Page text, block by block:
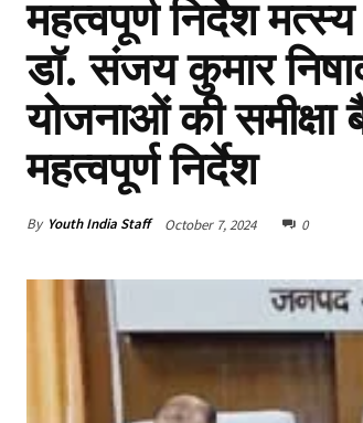
महत्वपूर्ण निर्देश
डॉ. संजय कुमार
योजनाओं की
महत्वपूर्ण निर्देश
By Youth India Staff October 7, 2024 0